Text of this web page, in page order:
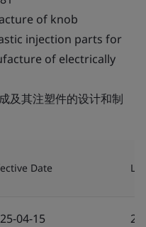
of knob
injection parts for
of electrically
及其注塑件的设计和制
Date
04-15